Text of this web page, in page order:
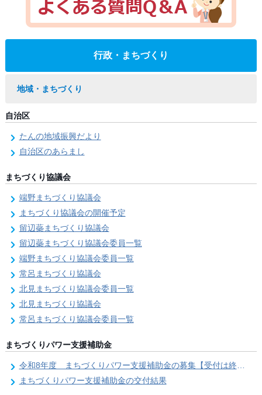
行政・まちづくり
地域・まちづくり
自治区
たんの地域振興だより
自治区のあらまし
まちづくり協議会
端野まちづくり協議会
まちづくり協議会の開催予定
留辺蘂まちづくり協議会
留辺蘂まちづくり協議会委員一覧
端野まちづくり協議会委員一覧
常呂まちづくり協議会
北見まちづくり協議会委員一覧
北見まちづくり協議会
常呂まちづくり協議会委員一覧
まちづくりパワー支援補助金
令和8年度 まちづくりパワー支援補助金の募集【受付は終了しました。】
まちづくりパワー支援補助金の交付結果